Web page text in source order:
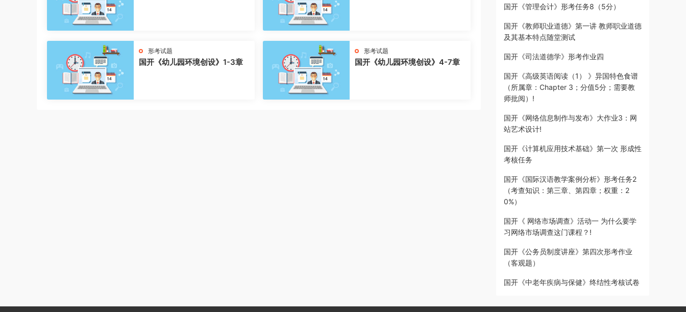
形考试题
国开《幼儿园环境创设》1-3章
形考试题
国开《幼儿园环境创设》4-7章
国开《管理会计》形考任务8（5分）
国开《教师职业道德》第一讲 教师职业道德
及其基本特点随堂测试
国开《司法道德学》形考作业四
国开《高级英语阅读（1） 》异国特色食谱
（所属章：Chapter 3；分值5分；需要教
师批阅）!
国开《网络信息制作与发布》大作业3：网
站艺术设计!
国开《计算机应用技术基础》第一次 形成性
考核任务
国开《国际汉语教学案例分析》形考任务2
（考查知识：第三章、第四章；权重：2
0%）
国开《 网络市场调查》活动一 为什么要学
习网络市场调查这门课程？!
国开《公务员制度讲座》第四次形考作业
（客观题）
国开《中老年疾病与保健》终结性考核试卷